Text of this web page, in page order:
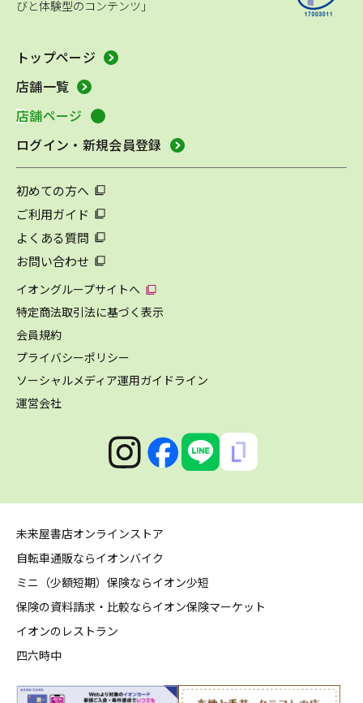
びと体験型のコンテンツ」
トップページ
店舗一覧
店舗ページ
ログイン・新規会員登録
初めての方へ
ご利用ガイド
よくある質問
お問い合わせ
イオングループサイトへ
特定商法取引法に基づく表示
会員規約
プライバシーポリシー
ソーシャルメディア運用ガイドライン
運営会社
未来屋書店オンラインストア
自転車通販ならイオンバイク
ミニ（少額短期）保険ならイオン少短
保険の資料請求・比較ならイオン保険マーケット
イオンのレストラン
四六時中